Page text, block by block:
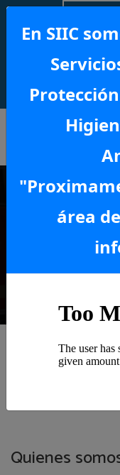
En SIIC
área
Quienes